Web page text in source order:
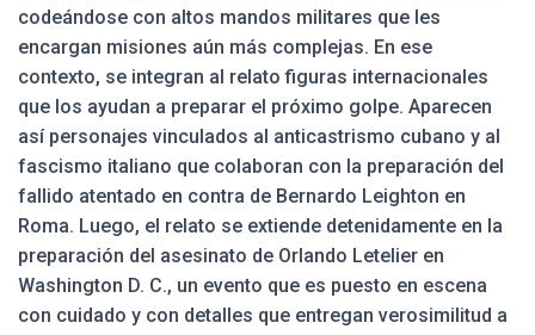
codeándose con altos mandos militares que les
encargan misiones aún más complejas. En ese
contexto, se integran al relato figuras internacionales
que los ayudan a preparar el próximo golpe. Aparecen
así personajes vinculados al anticastrismo cubano y al
fascismo italiano que colaboran con la preparación del
fallido atentado en contra de Bernardo Leighton en
Roma. Luego, el relato se extiende detenidamente en la
preparación del asesinato de Orlando Letelier en
Washington D. C., un evento que es puesto en escena
con cuidado y con detalles que entregan verosimilitud a